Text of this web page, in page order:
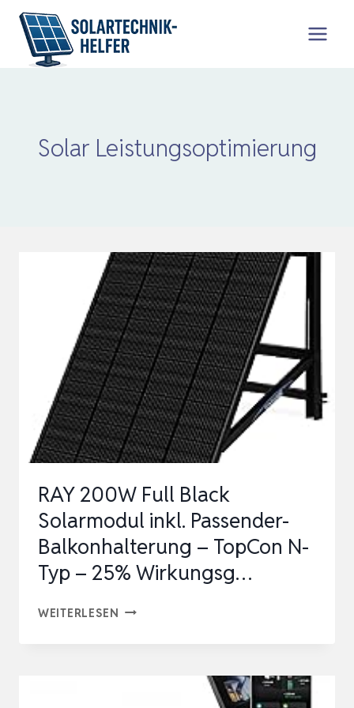
Zum
Inhalt
springen
Solar Leistungsoptimierung
RAY 200W Full Black
Solarmodul inkl. Passender-
Balkonhalterung – TopCon N-
Typ – 25% Wirkungsg…
WEITERLESEN RAY